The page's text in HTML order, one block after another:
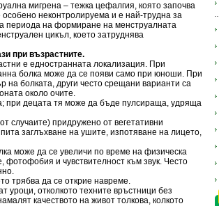
мигрена – тежка цефалгия, която започва
неконтролируема и е най-трудна за
периода на формиране на менструалната
цикъл, което затруднява
при възрастните.
е едностранната локализация. При
болка може да се появи само при юноши. При
на болката, други често срещани варианти са
около очите.
при децата тя може да бъде пулсираща, удряща
случаите) придружено от вегетативни
заглъхване на ушите, изпотяване на лицето,
може да се увеличи по време на физическа
фотофобия и чувствителност към звук. Често
трябва да се открие навреме.
уроци, отколкото техните връстници без
качеството на живот толкова, колкото